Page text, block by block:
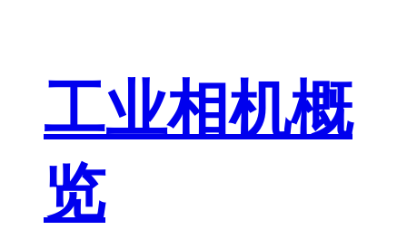
工业相机概
览